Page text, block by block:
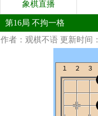
象棋直播
第16局 不拘一格
作者：观棋不语 更新时间